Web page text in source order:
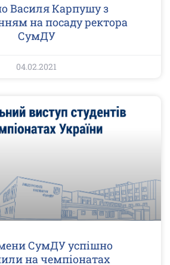
Василя Карпушу з
на посаду ректора
СумДУ
04.02.2021
СумДУ успішно
на чемпіонатах